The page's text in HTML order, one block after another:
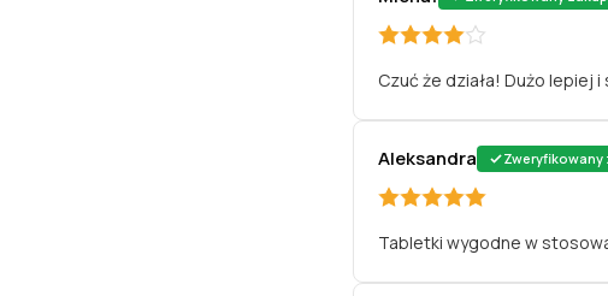
Czuć że działa! Dużo lepiej
Aleksandra Zweryfikowany
Tabletki wygodne w